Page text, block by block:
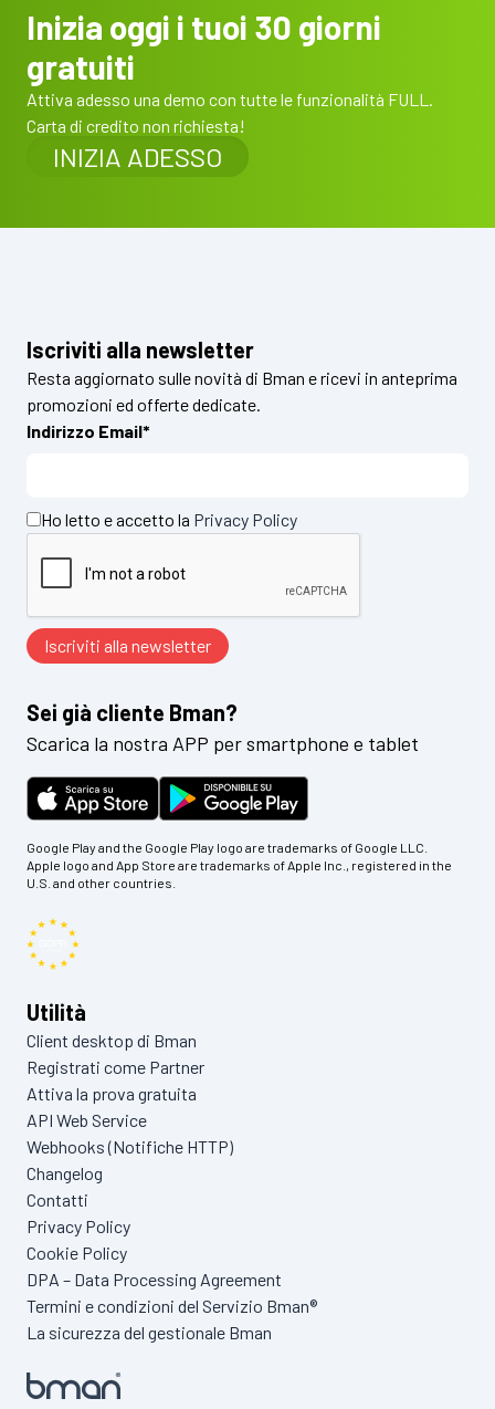
Inizia oggi i tuoi 30 giorni
gratuiti
Attiva adesso una demo con tutte le funzionalità FULL.
Carta di credito non richiesta!
INIZIA ADESSO
Iscriviti alla newsletter
Resta aggiornato sulle novità di Bman e ricevi in anteprima
promozioni ed offerte dedicate.
Indirizzo Email*
Ho letto e accetto la Privacy Policy
Sei già cliente Bman?
Scarica la nostra APP per smartphone e tablet
Google Play and the Google Play logo are trademarks of Google LLC.
Apple logo and App Store are trademarks of Apple Inc., registered in the
U.S. and other countries.
Utilità
Client desktop di Bman
Registrati come Partner
Attiva la prova gratuita
API Web Service
Webhooks (Notifiche HTTP)
Changelog
Contatti
Privacy Policy
Cookie Policy
DPA – Data Processing Agreement
Termini e condizioni del Servizio Bman®
La sicurezza del gestionale Bman